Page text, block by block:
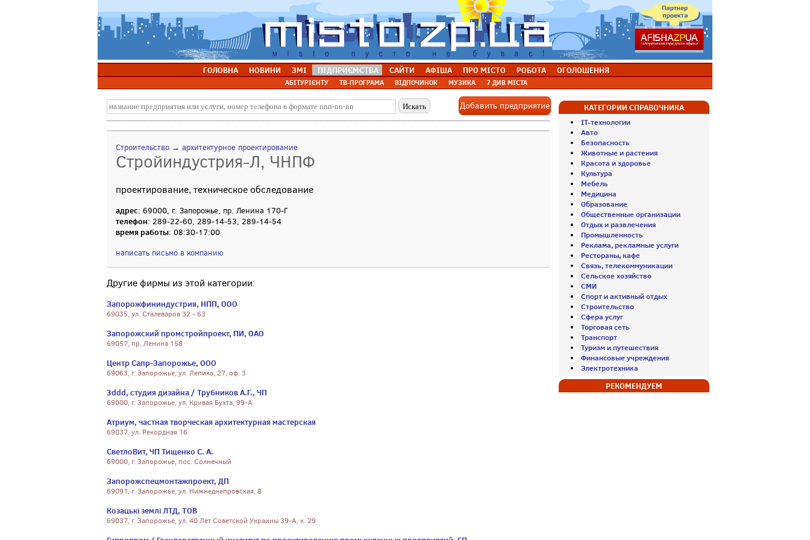
ГОЛОВНА НОВИНИ ЗМІ ПІДПРИЄМСТВА САЙТИ АФІША ПРО МІСТО РОБОТА ОГОЛОШЕННЯ
АБІТУРІЄНТУ ТВ-ПРОГРАМА ВІДПОЧИНОК МУЗИКА 7 ДИВ МІСТА
Добавить предприятие
Строительство → архитектурное проектирование
Стройиндустрия-Л, ЧНПФ
проектирование, техническое обследование
адрес: 69000, г. Запорожье, пр. Ленина 170-Г
телефон: 289-22-60, 289-14-53, 289-14-54
время работы: 08:30-17:00
написать письмо в компанию
Другие фирмы из этой категории:
Запорожфининдустрия, НПП, ООО
69035, ул. Сталеваров 32 - 63
Запорожский промстройпроект, ПИ, ОАО
69057, пр. Ленина 158
Центр Сапр-Запорожье, ООО
69063, г. Запорожье, ул. Лепика, 27, оф. 3
3ddd, студия дизайна / Трубников А.Г., ЧП
69000, г. Запорожье, ул. Кривая Бухта, 99-А
Атриум, частная творческая архитектурная мастерская
69037, ул. Рекордная 16
СветлоВит, ЧП Тищенко С. А.
69000, г. Запорожье, пос. Солнечный
Запорожспецмонтажпроект, ДП
69091, г. Запорожье, ул. Нижнеднепровская, 8
Козацькі землі ЛТД, ТОВ
69037, г. Запорожье, ул. 40 Лет Советской Украины 39-А, к. 29
КАТЕГОРИИ СПРАВОЧНИКА
IT-технологии
Авто
Безопасность
Животные и растения
Красота и здоровье
Культура
Мебель
Медицина
Образование
Общественные организации
Отдых и развлечения
Промышленность
Реклама, рекламные услуги
Рестораны, кафе
Связь, телекоммуникации
Сельское хозяйство
СМИ
Спорт и активный отдых
Строительство
Сфера услуг
Торговая сеть
Транспорт
Туризм и путешествия
Финансовые учреждения
Электротехника
РЕКОМЕНДУЕМ